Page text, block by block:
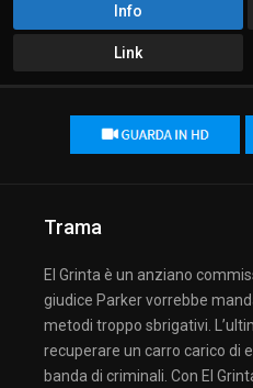
Info
Link
Trama
El Grinta è un anziano
giudice Parker vorrebbe
metodi troppo sbrigativi.
recuperare un carro carico di
banda di criminali. Con El